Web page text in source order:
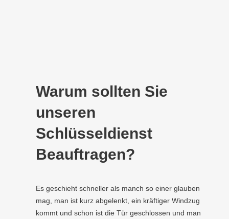
Warum sollten Sie
unseren
Schlüsseldienst
Beauftragen?
Es geschieht schneller als manch so einer glauben
mag, man ist kurz abgelenkt, ein kräftiger Windzug
kommt und schon ist die Tür geschlossen und man